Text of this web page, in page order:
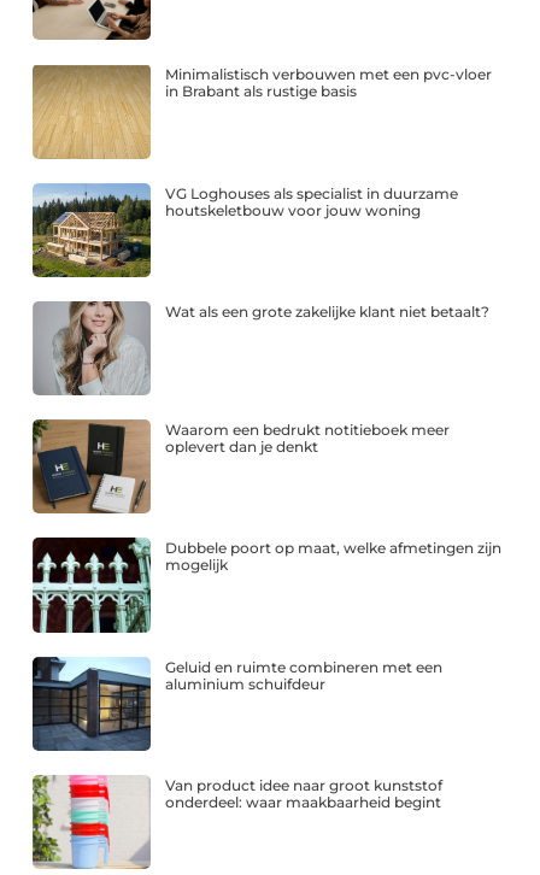
Minimalistisch verbouwen met een pvc-vloer
in Brabant als rustige basis
VG Loghouses als specialist in duurzame
houtskeletbouw voor jouw woning
Wat als een grote zakelijke klant niet betaalt?
Waarom een bedrukt notitieboek meer
oplevert dan je denkt
Dubbele poort op maat, welke afmetingen zijn
mogelijk
Geluid en ruimte combineren met een
aluminium schuifdeur
Van product idee naar groot kunststof
onderdeel: waar maakbaarheid begint